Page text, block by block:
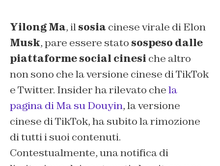
Yilong Ma, ilsosia cinese virale di Elon
Musk, pare essere stato sospeso dalle
piattaforme social cinesi che altro
non sono che la versione cinese di TikTok
e Twitter. Insiderha rilevato chela
pagina di Ma su Douyin, la versione
cinese di TikTok, ha subito la rimozione
di tutti i suoi contenuti.
Contestualmente, una notifica di